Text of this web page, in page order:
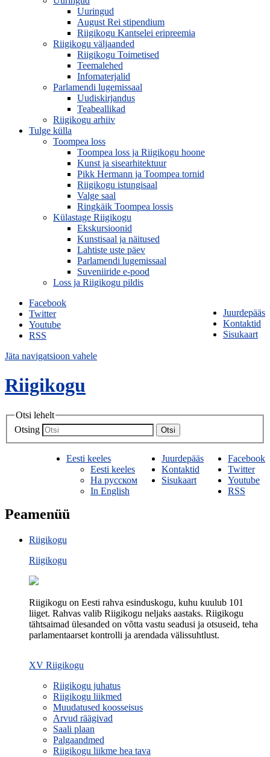
Uuringud
August Rei stipendium
Riigikogu Kantselei eripreemia
Riigikogu väljaanded
Riigikogu Toimetised
Teemalehed
Infomaterjalid
Parlamendi lugemissaal
Uudiskirjandus
Teabeallikad
Riigikogu arhiiv
Tulge külla
Toompea loss
Toompea loss ja Riigikogu hoone
Kunst ja sisearhitektuur
Pikk Hermann ja Toompea tornid
Riigikogu istungisaal
Valge saal
Ringkäik Toompea lossis
Külastage Riigikogu
Ekskursioonid
Kunstisaal ja näitused
Lahtiste uste päev
Parlamendi lugemissaal
Suveniiride e-pood
Loss ja Riigikogu pildis
Juurdepääs
Kontaktid
Sisukaart
Facebook
Twitter
Youtube
RSS
Jäta navigatsioon vahele
Riigikogu
Otsi lehelt
Otsing
Otsi
Facebook
Twitter
Youtube
RSS
Juurdepääs
Kontaktid
Sisukaart
Eesti keeles
Eesti keeles
На русском
In English
Peamenüü
Riigikogu
Riigikogu
Riigikogu on Eesti rahva esinduskogu, kuhu kuulub 101
liiget. Rahvas valib Riigikogu neljaks aastaks. Riigikogu
tähtsaimad ülesanded on võtta vastu seadusi ja otsuseid, teha
parlamentaarset kontrolli ja arendada välissuhtlust.
XV Riigikogu
Riigikogu juhatus
Riigikogu liikmed
Muudatused koosseisus
Arvud räägivad
Saali plaan
Palgaandmed
Riigikogu liikme hea tava